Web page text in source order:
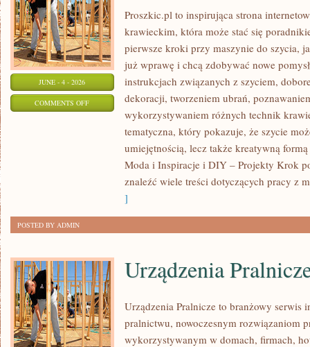
JUNE - 4 - 2026
COMMENTS OFFON
POCZĄTKUJĄCYCH
Proszkic.pl to inspirująca strona
krawieckim, która może stać się
pierwsze kroki przy maszynie do szycia,
już wprawę i chcą zdobywać nowe
instrukcjach związanych z szyciem,
dekoracji, tworzeniem ubrań,
wykorzystywaniem różnych technik
tematyczna, który pokazuje, że szycie
umiejętnością, lecz także kreatywną
Moda i Inspiracje i DIY – Projekty Krok
znaleźć wiele treści dotyczących pracy z
]
POSTED BY ADMIN
Urządzenia
Urządzenia Pralnicze to branżowy serwis
pralnictwu, nowoczesnym rozwiązaniom
wykorzystywanym w domach, firmach,